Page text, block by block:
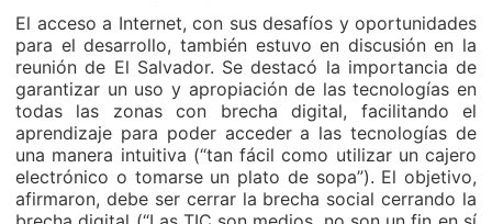
El acceso a Internet, con sus desafíos y oportunidades
para el desarrollo, también estuvo en discusión en la
reunión de El Salvador. Se destacó la importancia de
garantizar un uso y apropiación de las tecnologías en
todas las zonas con brecha digital, facilitando el
aprendizaje para poder acceder a las tecnologías de
una manera intuitiva (“tan fácil como utilizar un cajero
electrónico o tomarse un plato de sopa”). El objetivo,
afirmaron, debe ser cerrar la brecha social cerrando la